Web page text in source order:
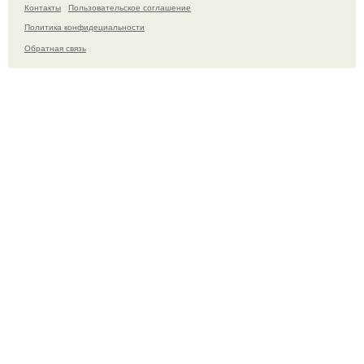
Контакты
Пользовательское соглашение
Политика конфидециальности
Обратная связь